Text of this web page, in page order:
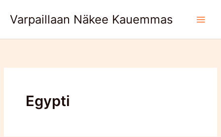
Varpaillaan Näkee Kauemmas
Egypti